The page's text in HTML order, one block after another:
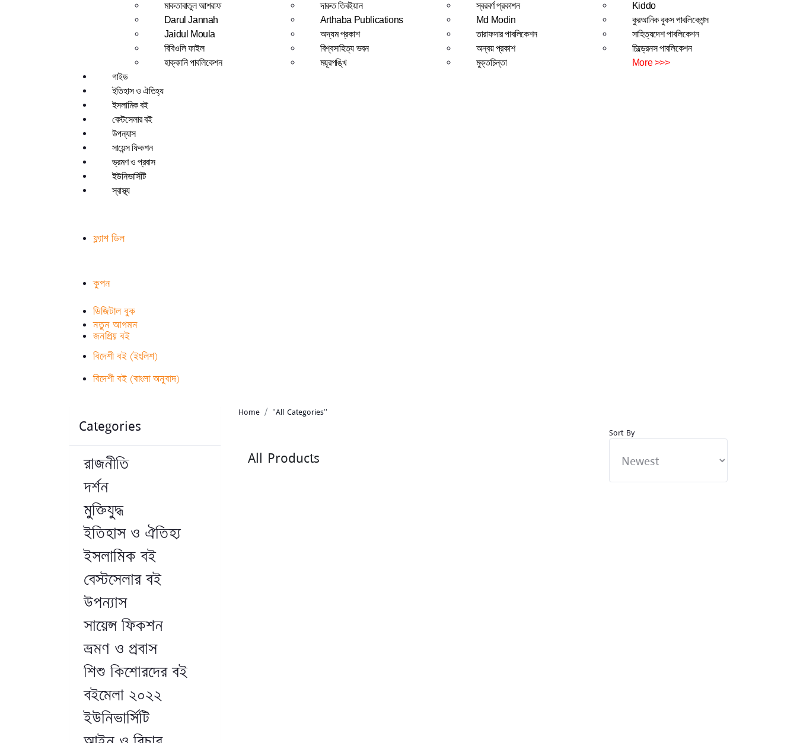
মাকতাবাতুল আশরাফ
দারুত তিবইয়ান স্বরবর্ণ প্রকাশন
Kiddo
Darul Jannah
Arthaba Publications Md Modin
কুরআনিক বুকস পাবলিকেশন্স
Jaidul Moula
অদ্যম প্রকাশ তারাফদার পাবলিকেশন
সাহিত্যদেশ পাবলিকেশন
বিবিওলি ফাইল
বিশ্বসাহিত্য ভবন অন্বয় প্রকাশ
চিল্ড্রেনস পাবলিকেশন
হাক্কানি পাবলিকেশন
ময়ূরপঙ্খি মুক্তচিন্তা
More >>>
গাইড
ইতিহাস ও ঐতিহ্য
ইসলামিক বই
বেস্টসেলার বই
উপন্যাস
সায়েন্স ফিকশন
ভ্রমণ ও প্রবাস
ইউনিভার্সিটি
স্বাস্থ্য
ফ্ল্যাশ ডিল
কুপন
ডিজিটাল বুক
নতুন আগমন
জনপ্রিয় বই
বিদেশী বই (ইংলিশ)
বিদেশী বই (বাংলা অনুবাদ)
Categories
রাজনীতি
দর্শন
মুক্তিযুদ্ধ
ইতিহাস ও ঐতিহ্য
ইসলামিক বই
বেস্টসেলার বই
উপন্যাস
সায়েন্স ফিকশন
ভ্রমণ ও প্রবাস
শিশু কিশোরদের বই
বইমেলা ২০২২
ইউনিভার্সিটি
Home "All Categories"
All Products
Sort By